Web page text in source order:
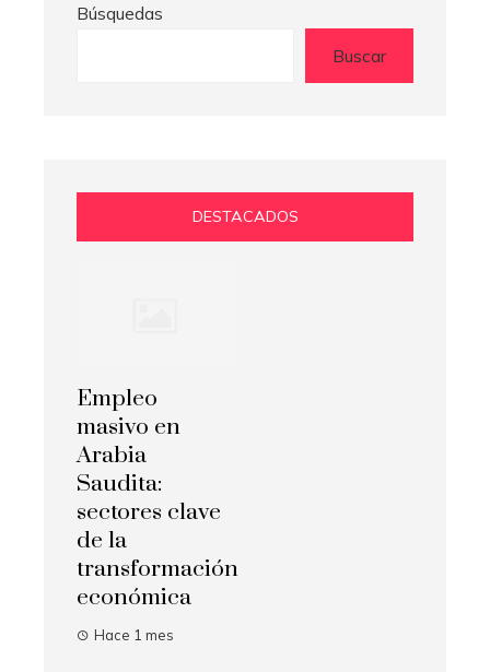
Búsquedas
Buscar
DESTACADOS
Empleo
masivo en
Arabia
Saudita:
sectores clave
de la
transformación
económica
Hace 1 mes